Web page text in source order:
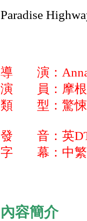
Paradise
導 演：Anna
演 員：摩根·
類 型：驚悚
發 音：英
字 幕：中繁
內容簡介